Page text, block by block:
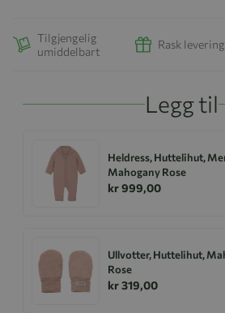
Tilgjengelig
umiddelbart
Rask levering
Legg til
Heldress, Huttelihut,
Mahogany Rose
kr 999,00
Ullvotter, Huttelihut,
Rose
kr 319,00